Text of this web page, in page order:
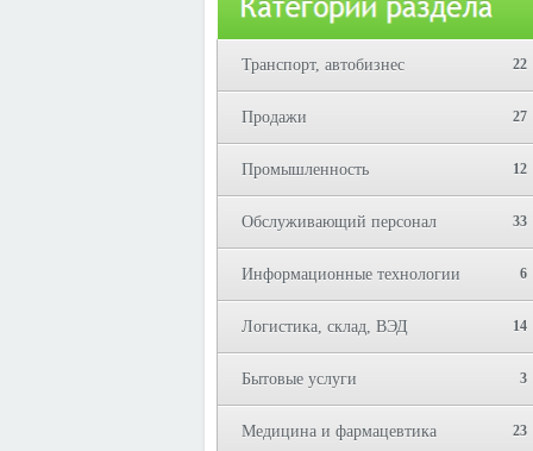
Транспорт, автобизнес 22
Продажи 27
Промышленность 12
Обслуживающий персонал 33
Информационные технологии 6
Логистика, склад, ВЭД 14
Бытовые услуги 3
Медицина и фармацевтика 23